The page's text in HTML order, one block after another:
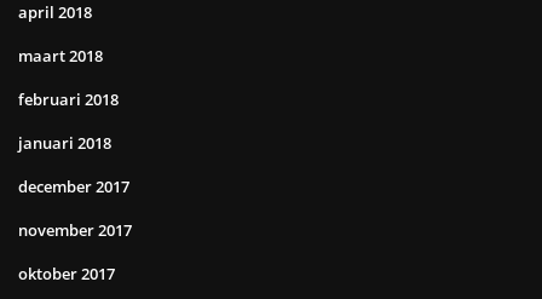
april 2018
maart 2018
februari 2018
januari 2018
december 2017
november 2017
oktober 2017